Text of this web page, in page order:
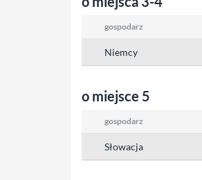
gospodarz
Niemcy
o miejsce 5
gospodarz
Słowacja